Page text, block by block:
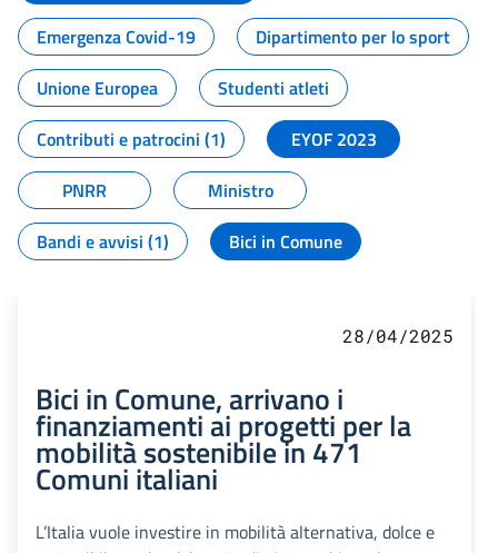
Emergenza Covid-19
Dipartimento per lo sport
Unione Europea
Studenti atleti
Contributi e patrocini (1)
EYOF 2023
PNRR
Ministro
Bandi e avvisi (1)
Bici in Comune
28/04/2025
Bici in Comune, arrivano i
finanziamenti ai progetti per la
mobilità sostenibile in 471
Comuni italiani
L’Italia vuole investire in mobilità alternativa, dolce e